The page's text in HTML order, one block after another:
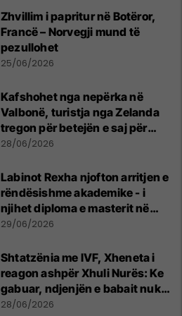
Zhvillim i papritur në Botëror,
Francë – Norvegji mund të
pezullohet
25/06/2026
Kafshohet nga nepërka në
Valbonë, turistja nga Zelanda
tregon për betejën e saj për
mbijetesë
28/06/2026
Labinot Rexha njofton arritjen e
rëndësishme akademike - i
njihet diploma e masterit në
Psikologji në Zvicër
29/06/2026
Shtatzënia me IVF, Xheneta i
reagon ashpër Xhuli Nurës: Ke
gabuar, ndjenjën e babait nuk
mund t'ia plotësosh kurrë
28/06/2026